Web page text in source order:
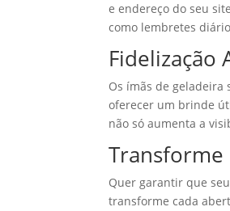
e endereço do seu
como lembretes
Fidelização
Os ímãs de
oferecer um brinde
não só aumenta a
Transforme
Quer garantir que
transforme cada